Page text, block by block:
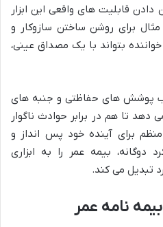
قابلیت های واقعی این ابزار
مثال برای روشن ساختن سازوکار و
بتواند با یک مصداق عینی،
پوشش های حفاظتی و جنبه های
دهد تا هم در برابر حوادث ناگوار
برای آینده خود پس انداز و
دوگانه، بیمه عمر را به ابزاری
تبدیل می کند.
نامه عمر